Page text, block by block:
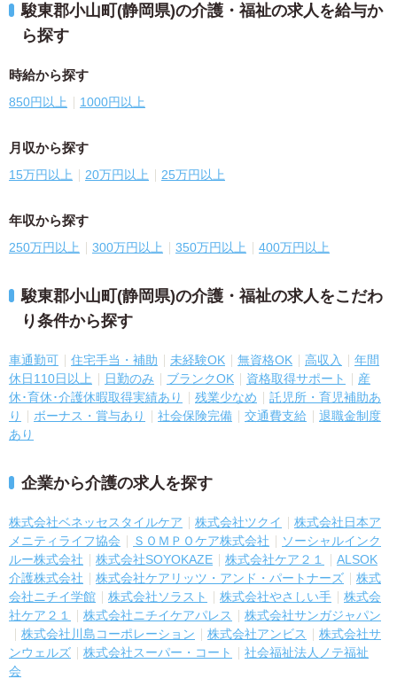
駿東郡小山町(静岡県)の介護・福祉の求人を給与か
ら探す
時給から探す
850円以上 1000円以上
月収から探す
15万円以上 20万円以上 25万円以上
年収から探す
250万円以上 300万円以上 350万円以上 400万円以上
駿東郡小山町(静岡県)の介護・福祉の求人をこだわ
り条件から探す
車通勤可 住宅手当・補助 未経験OK 無資格OK 高収入
年間
休日110日以上
日勤のみ ブランクOK 資格取得サポート
産
休･育休･介護休暇取得実績あり
残業少なめ
託児所・育児補助あ
り
ボーナス・賞与あり 社会保険完備 交通費支給
退職金制度
あり
企業から介護の求人を探す
株式会社ベネッセスタイルケア 株式会社ツクイ
株式会社日本ア
メニティライフ協会
ＳＯＭＰＯケア株式会社
ソーシャルインク
ルー株式会社
株式会社SOYOKAZE 株式会社ケア２１
ALSOK
介護株式会社
株式会社ケアリッツ・アンド・パートナーズ
株式
会社ニチイ学館
株式会社ソラスト 株式会社やさしい手
株式会
社ケア２１
株式会社ニチイケアパレス
株式会社サンガジャパン
株式会社川島コーポレーション
株式会社アンビス
株式会社サ
ンウェルズ
株式会社スーパー・コート
社会福祉法人ノテ福祉
会